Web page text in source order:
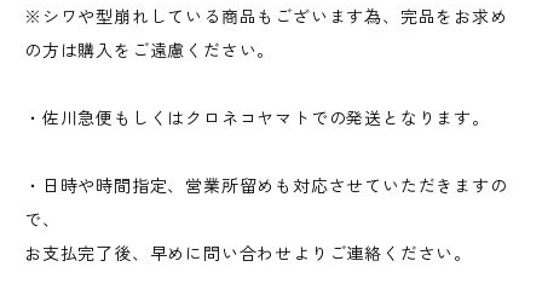
※シワや型崩れしている商品もございます為、完品をお求め
の方は購入をご遠慮ください。
・佐川急便もしくはクロネコヤマトでの発送となります。
・日時や時間指定、営業所留めも対応させていただきますの
で、
お支払完了後、早めに問い合わせよりご連絡ください。